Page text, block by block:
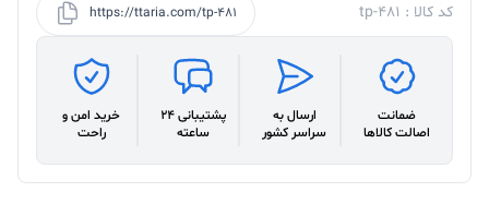
کد کالا : tp-481 https://ttaria.com/tp-481
ضمانت
اصالت کالاها
ارسال به
سراسر کشور
پشتیبانی 24
ساعته
خرید امن و
راحت